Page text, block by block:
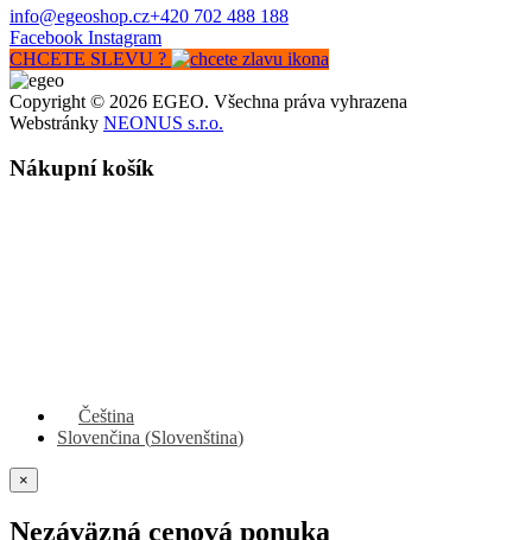
info@egeoshop.cz+420 702 488 188
Facebook Instagram
CHCETE SLEVU ?
Copyright © 2026 EGEO. Všechna práva vyhrazena
Webstránky NEONUS s.r.o.
Nákupní košík
Čeština
Slovenčina (Slovenština)
×
Nezáväzná cenová ponuka